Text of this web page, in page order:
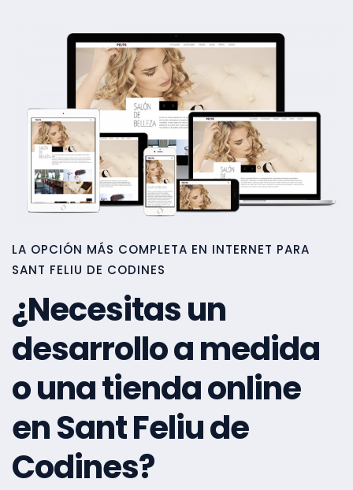
LA OPCIÓN MÁS COMPLETA EN INTERNET PARA
SANT FELIU DE CODINES
¿Necesitas un
desarrollo a medida
o una tienda online
en Sant Feliu de
Codines?